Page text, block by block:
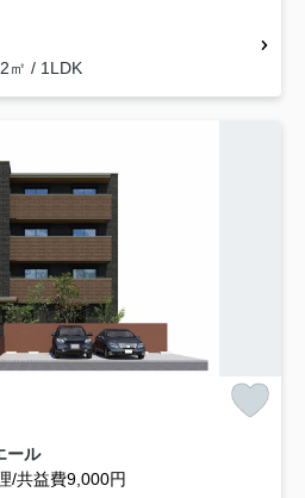
㎡ / 1LDK
ール
/共益費9,000円